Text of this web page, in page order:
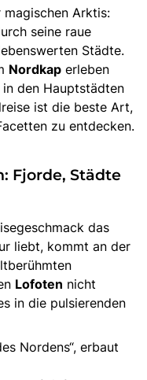
magischen Arktis:
seine raue
Städte.
Nordkap erleben
den Hauptstädten
ist die beste Art,
zu entdecken.
Fjorde, Städte
das
liebt, kommt an der
Lofoten nicht
in die pulsierenden
Nordens“, erbaut